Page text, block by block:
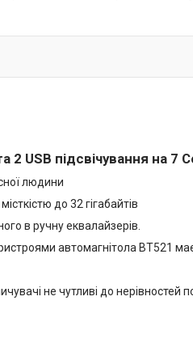
USB підсвічування на 7
людини
до 32 гігабайтів
в ручну еквалайзерів.
автомагнітола BT521
не чутливі до нерівностей